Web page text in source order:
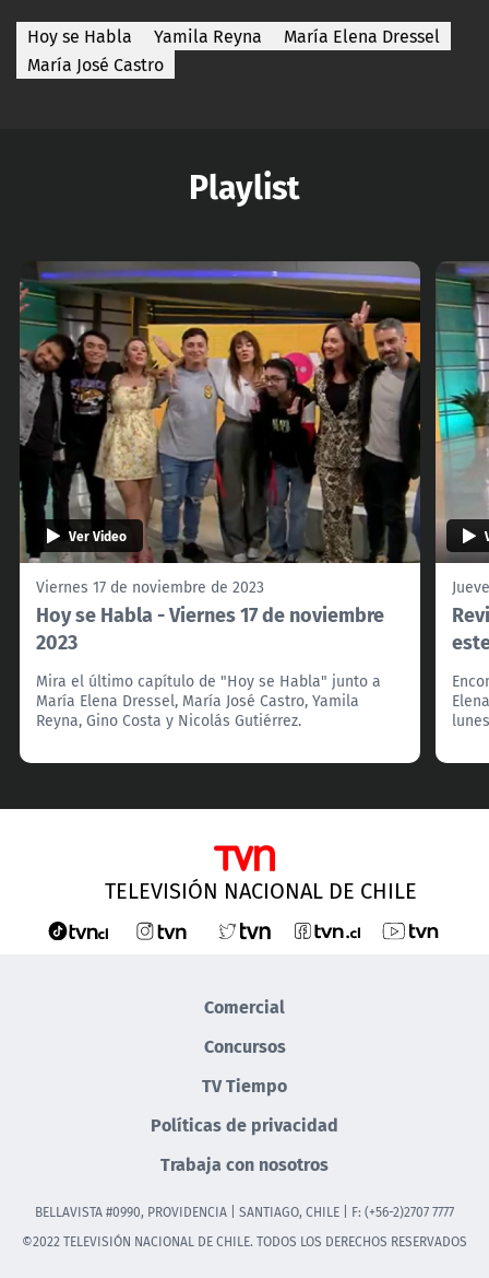
Hoy se Habla Yamila Reyna
María Elena Dressel
María José Castro
Playlist
Ver Video
Viernes 17 de noviembre de 2023
Hoy se Habla - Viernes 17 de noviembre
2023
Mira el último capítulo de "Hoy se Habla" junto a
María Elena Dressel, María José Castro, Yamila
Reyna, Gino Costa y Nicolás Gutiérrez.
TELEVISIÓN NACIONAL DE CHILE
Comercial
Concursos
TV Tiempo
Políticas de privacidad
Trabaja con nosotros
BELLAVISTA #0990, PROVIDENCIA | SANTIAGO, CHILE | F: (+56-2)2707 7777
©2022 TELEVISIÓN NACIONAL DE CHILE. TODOS LOS DERECHOS RESERVADOS